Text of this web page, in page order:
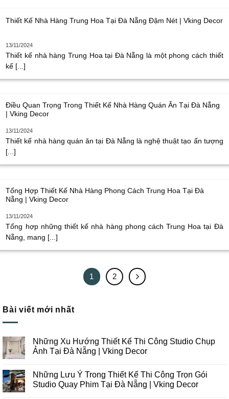
Thiết Kế Nhà Hàng Trung Hoa Tại Đà Nẵng Đậm Nét | Vking Decor
13/11/2024
Thiết kế nhà hàng Trung Hoa tại Đà Nẵng là một phong cách thiết
kế [...]
Điều Quan Trọng Trong Thiết Kế Nhà Hàng Quán Ăn Tại Đà Nẵng
| Vking Decor
13/11/2024
Thiết kế nhà hàng quán ăn tại Đà Nẵng là nghệ thuật tạo ấn tượng
[...]
Tổng Hợp Thiết Kế Nhà Hàng Phong Cách Trung Hoa Tại Đà
Nẵng | Vking Decor
13/11/2024
Tổng hợp những thiết kế nhà hàng phong cách Trung Hoa tại Đà
Nẵng, mang [...]
1 2
Bài viết mới nhất
Những Xu Hướng Thiết Kế Thi Công Studio Chụp
Ảnh Tại Đà Nẵng | Vking Decor
bình
luận
ở
Những Lưu Ý Trong Thiết Kế Thi Công Trọn Gói
Studio Quay Phim Tại Đà Nẵng | Vking Decor